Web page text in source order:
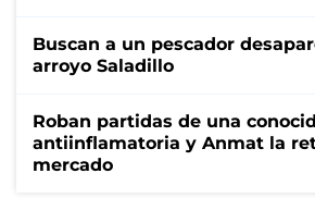
Buscan a un pescador
arroyo Saladillo
Roban partidas de una
antiinflamatoria y Anmat la
mercado